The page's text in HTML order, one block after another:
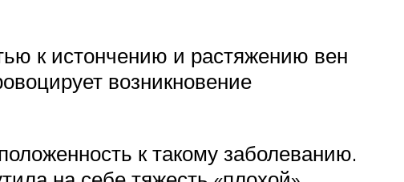
к истончению и растяжению вен
возникновение
к такому заболеванию.